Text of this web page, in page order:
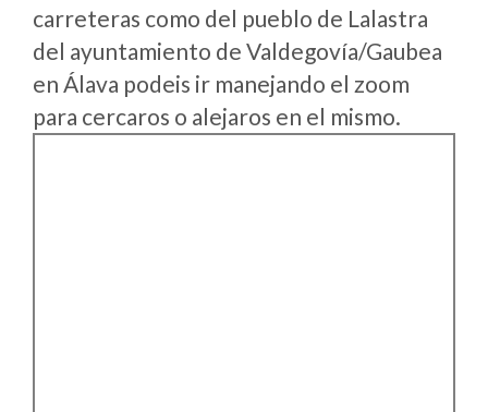
carreteras como del pueblo de Lalastra
del ayuntamiento de Valdegovía/Gaubea
en Álava podeis ir manejando el zoom
para cercaros o alejaros en el mismo.